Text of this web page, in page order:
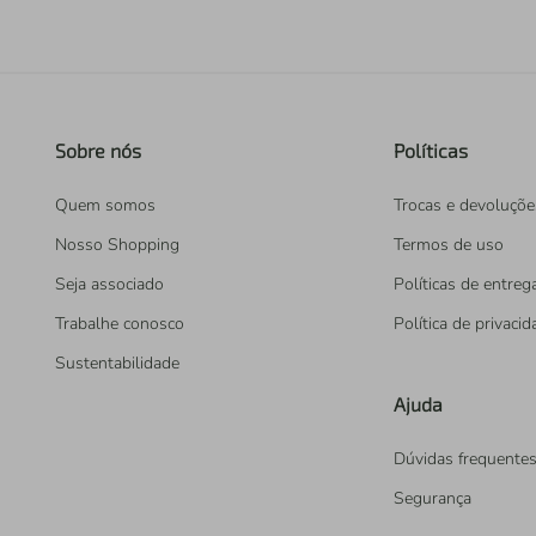
Sobre nós
Quem somos
Nosso Shopping
Seja associado
Trabalhe conosco
Sustentabilidade
Políticas
Trocas e
Termos de uso
Políticas de
Política de
Ajuda
Dúvidas frequentes
Segurança